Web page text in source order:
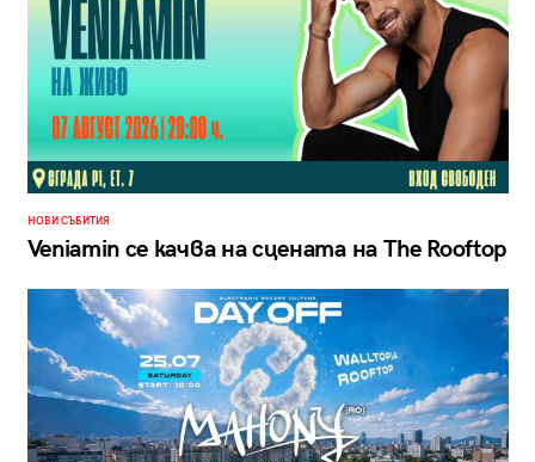
НОВИ СЪБИТИЯ
Veniamin се качва на сцената на The Rooftop